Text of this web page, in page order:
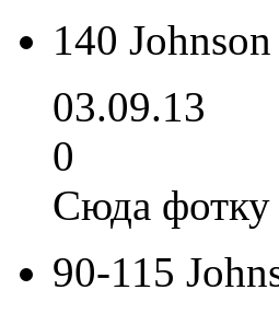
140
03.09.13
0
Сюда фотку
90-115